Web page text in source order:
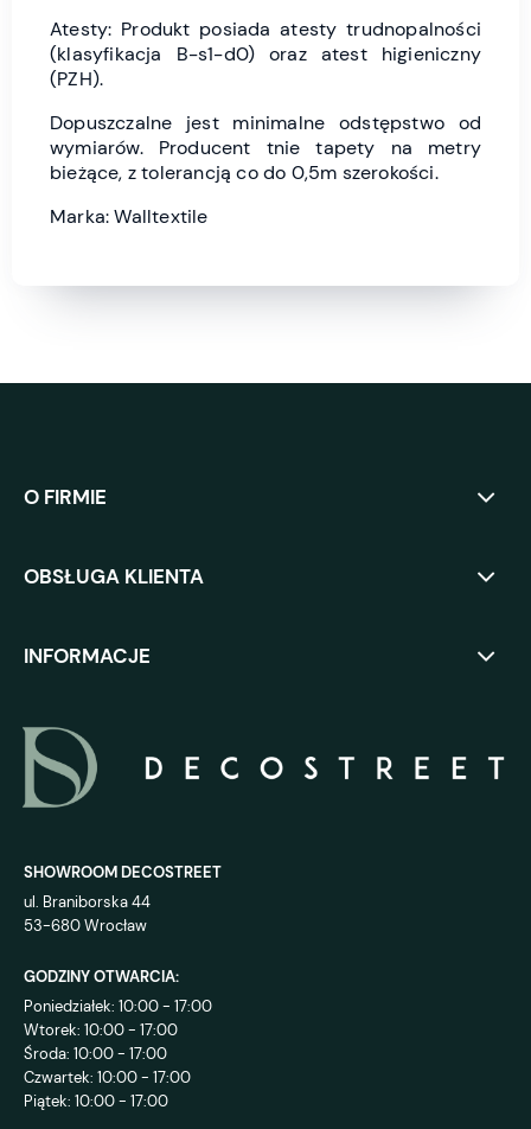
Atesty: Produkt posiada atesty trudnopalności
(klasyfikacja B-s1-d0) oraz atest higieniczny
(PZH).
Dopuszczalne jest minimalne odstępstwo od
wymiarów. Producent tnie tapety na metry
bieżące, z tolerancją co do 0,5m szerokości.
Marka: Walltextile
O FIRMIE
OBSŁUGA KLIENTA
INFORMACJE
SHOWROOM DECOSTREET
ul. Braniborska 44
53-680 Wrocław
GODZINY OTWARCIA:
Poniedziałek: 10:00 - 17:00
Wtorek: 10:00 - 17:00
Środa: 10:00 - 17:00
Czwartek: 10:00 - 17:00
Piątek: 10:00 - 17:00